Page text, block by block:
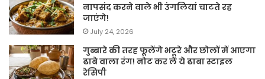
नापसंद करने वाले भी उंगलियां चाटते रह
जाएंगे!
July 24, 2026
गुब्बारे की तरह फूलेंगे भटूरे और छोलों में आएगा
ढाबे वाला रंग! नोट कर लें ये ढाबा स्टाइल
रेसिपी